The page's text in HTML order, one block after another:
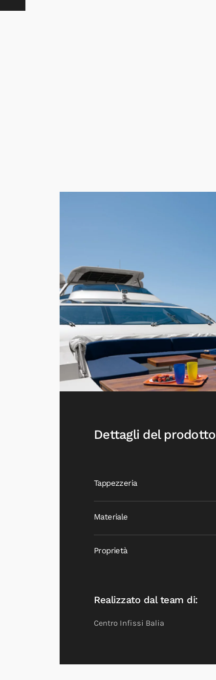
Dettagli del prodotto
Tappezzeria
Materiale
Proprietà
Realizzato dal team di:
Centro Infissi Balia